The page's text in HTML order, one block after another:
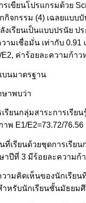
เขียนโปรแกรมด้วย
จกรรม (4) เฉลยแบบ
เรียนเป็นแบบปรนัย ป
ามเชื่อมั่น เท่ากับ
E2, ค่าร้อยละความก้า
บนมาตรฐาน
ษาพบว่า
เรียนกลุ่มสาระการเรีย
พ E1/E2=73.72/
นที่เรียนด้วยชุดการเรีย
าปีที่ 3 มีร้อยละความก้
ามคิดเห็นของนักเรียน
ำหรับนักเรียนชั้นมัธยม